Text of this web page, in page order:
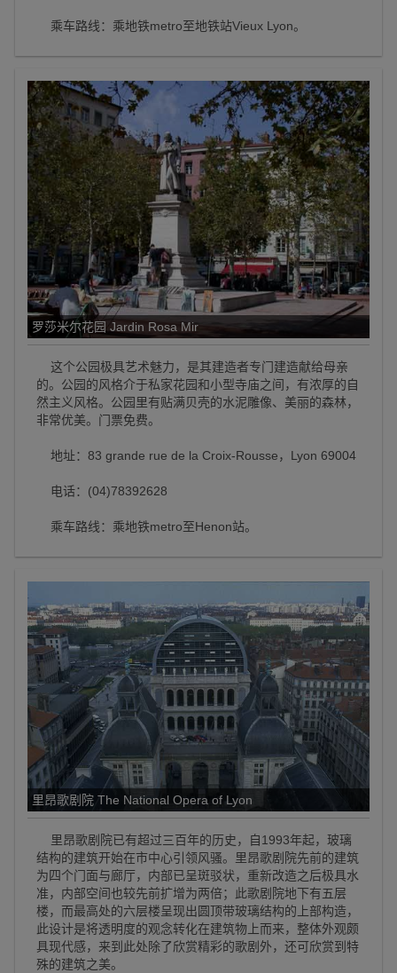
乘车路线：乘地铁metro至地铁站Vieux Lyon。
罗莎米尔花园 Jardin Rosa Mir
这个公园极具艺术魅力，是其建造者专门建造献给母亲
的。公园的风格介于私家花园和小型寺庙之间，有浓厚的自
然主义风格。公园里有贴满贝壳的水泥雕像、美丽的森林，
非常优美。门票免费。
地址：83 grande rue de la Croix-Rousse，Lyon 69004
电话：(04)78392628
乘车路线：乘地铁metro至Henon站。
里昂歌剧院 The National Opera of Lyon
里昂歌剧院已有超过三百年的历史，自1993年起，玻璃
结构的建筑开始在市中心引领风骚。里昂歌剧院先前的建筑
为四个门面与廊厅，内部已呈斑驳状，重新改造之后极具水
准，内部空间也较先前扩增为两倍；此歌剧院地下有五层
楼，而最高处的六层楼呈现出圆顶带玻璃结构的上部构造，
此设计是将透明度的观念转化在建筑物上而来，整体外观颇
具现代感，来到此处除了欣赏精彩的歌剧外，还可欣赏到特
殊的建筑之美。